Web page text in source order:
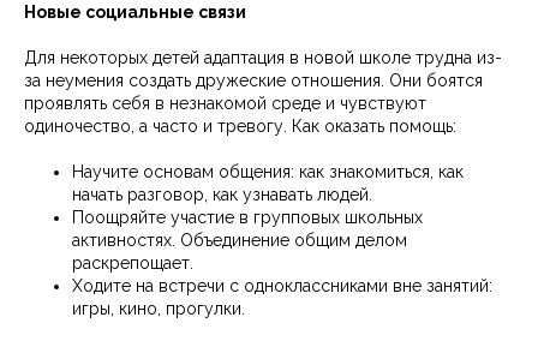
Новые социальные связи
Для некоторых детей адаптация в новой школе трудна из-
за неумения создать дружеские отношения. Они боятся
проявлять себя в незнакомой среде и чувствуют
одиночество, а часто и тревогу. Как оказать помощь:
Научите основам общения: как знакомиться, как
начать разговор, как узнавать людей.
Поощряйте участие в групповых школьных
активностях. Объединение общим делом
раскрепощает.
Ходите на встречи с одноклассниками вне занятий:
игры, кино, прогулки.